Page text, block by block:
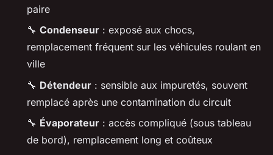
paire
🔧 Condenseur : exposé aux chocs,
remplacement fréquent sur les véhicules roulant en
ville
🔧 Détendeur : sensible aux impuretés, souvent
remplacé après une contamination du circuit
🔧 Évaporateur : accès compliqué (sous tableau
de bord), remplacement long et coûteux